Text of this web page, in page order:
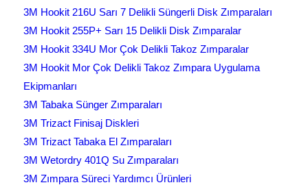
3M Hookit 216U Sarı 7 Delikli Süngerli Disk Zımparaları
3M Hookit 255P+ Sarı 15 Delikli Disk Zımparalar
3M Hookit 334U Mor Çok Delikli Takoz Zımparalar
3M Hookit Mor Çok Delikli Takoz Zımpara Uygulama
Ekipmanları
3M Tabaka Sünger Zımparaları
3M Trizact Finisaj Diskleri
3M Trizact Tabaka El Zımparaları
3M Wetordry 401Q Su Zımparaları
3M Zımpara Süreci Yardımcı Ürünleri